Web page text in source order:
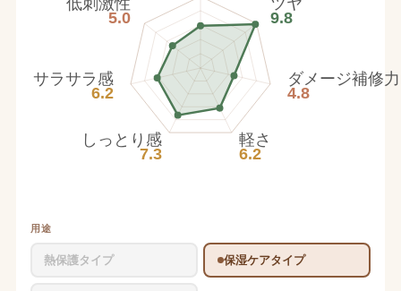
9.8
ダメージ補修力
4.8
軽さ
6.2
しっとり感
7.3
サラサラ感
6.2
5.0
用途
熱保護タイプ 保湿ケアタイプ